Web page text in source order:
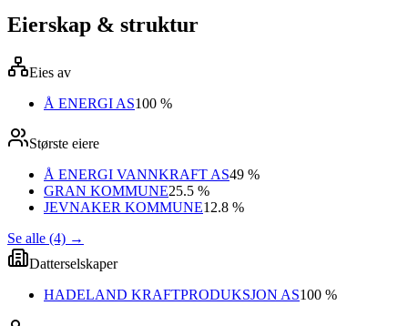
Eierskap & struktur
Eies av
Å ENERGI AS100 %
Største eiere
Å ENERGI VANNKRAFT AS49 %
GRAN KOMMUNE25.5 %
JEVNAKER KOMMUNE12.8 %
Se alle (4) →
Datterselskaper
HADELAND KRAFTPRODUKSJON AS100 %